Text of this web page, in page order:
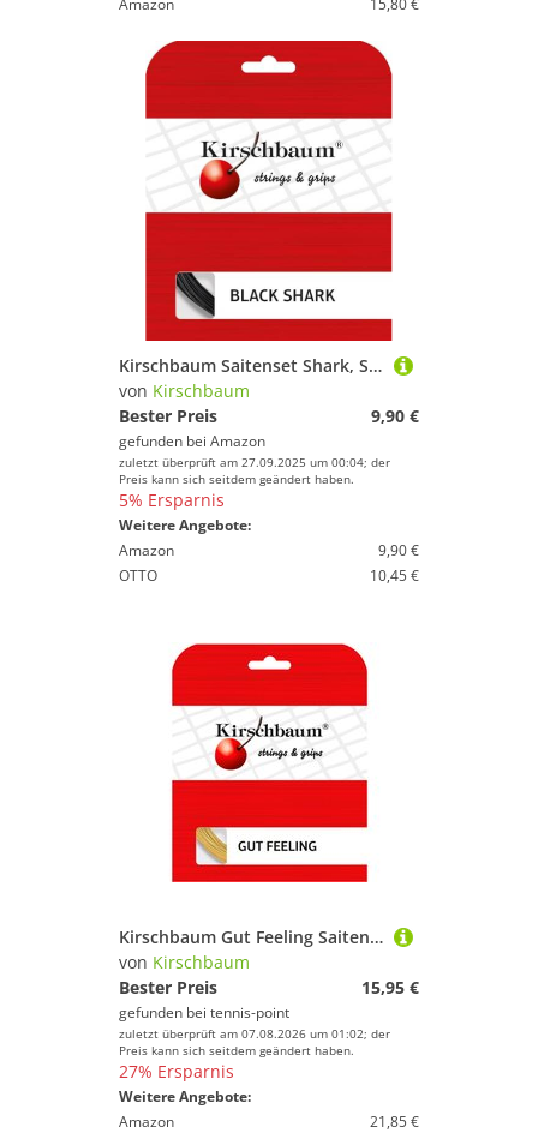
Amazon 15,80 €
Kirschbaum Saitenset Shark, Schwarz, 12 m
von Kirschbaum
Bester Preis
9,90 €
gefunden bei Amazon
zuletzt überprüft am 27.09.2025 um 00:04; der
Preis kann sich seitdem geändert haben.
5% Ersparnis
Weitere Angebote:
Amazon
9,90 €
OTTO
10,45 €
Kirschbaum Gut Feeling Saitenset 12m - Beige
von Kirschbaum
Bester Preis
15,95 €
gefunden bei tennis-point
zuletzt überprüft am 07.08.2026 um 01:02; der
Preis kann sich seitdem geändert haben.
27% Ersparnis
Weitere Angebote:
Amazon
21,85 €